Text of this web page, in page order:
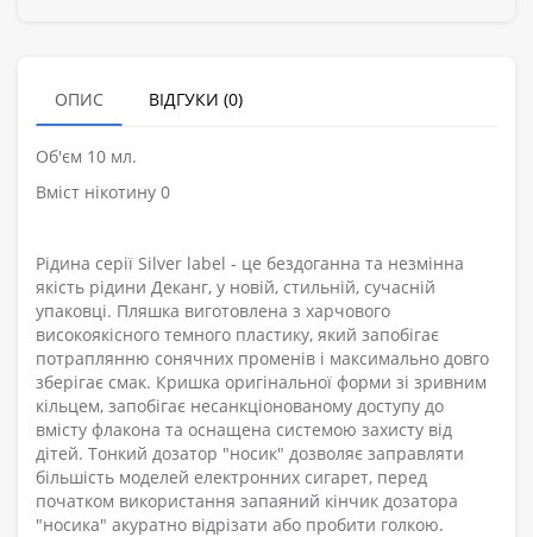
ОПИС ВІДГУКИ (0)
Об'єм 10 мл.
Вміст нікотину 0
Рідина серії Silver label - це бездоганна та незмінна
якість рідини Деканг, у новій, стильній, сучасній
упаковці. Пляшка виготовлена з харчового
високоякісного темного пластику, який запобігає
потраплянню сонячних променів і максимально довго
зберігає смак. Кришка оригінальної форми зі зривним
кільцем, запобігає несанкціонованому доступу до
вмісту флакона та оснащена системою захисту від
дітей. Тонкий дозатор "носик" дозволяє заправляти
більшість моделей електронних сигарет, перед
початком використання запаяний кінчик дозатора
"носика" акуратно відрізати або пробити голкою.